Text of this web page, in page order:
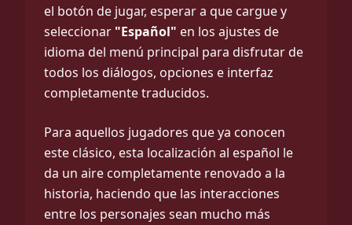
el botón de jugar, esperar a que cargue y
seleccionar "Español" en los ajustes de
idioma del menú principal para disfrutar de
todos los diálogos, opciones e interfaz
completamente traducidos.
Para aquellos jugadores que ya conocen
este clásico, esta localización al español le
da un aire completamente renovado a la
historia, haciendo que las interacciones
entre los personajes sean mucho más